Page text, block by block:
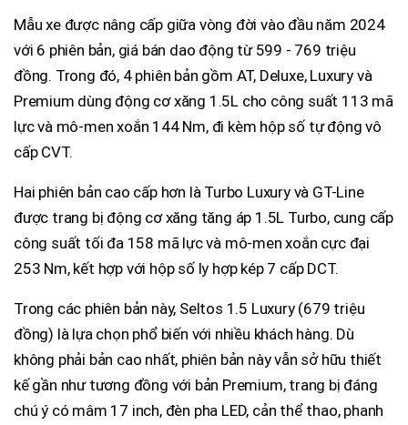
Mẫu xe được nâng cấp giữa vòng đời vào đầu năm 2024
với 6 phiên bản, giá bán dao động từ 599 - 769 triệu
đồng. Trong đó, 4 phiên bản gồm AT, Deluxe, Luxury và
Premium dùng động cơ xăng 1.5L cho công suất 113 mã
lực và mô-men xoắn 144 Nm, đi kèm hộp số tự động vô
cấp CVT.
Hai phiên bản cao cấp hơn là Turbo Luxury và GT-Line
được trang bị động cơ xăng tăng áp 1.5L Turbo, cung cấp
công suất tối đa 158 mã lực và mô-men xoắn cực đại
253 Nm, kết hợp với hộp số ly hợp kép 7 cấp DCT.
Trong các phiên bản này, Seltos 1.5 Luxury (679 triệu
đồng) là lựa chọn phổ biến với nhiều khách hàng. Dù
không phải bản cao nhất, phiên bản này vẫn sở hữu thiết
kế gần như tương đồng với bản Premium, trang bị đáng
chú ý có mâm 17 inch, đèn pha LED, cản thể thao, phanh